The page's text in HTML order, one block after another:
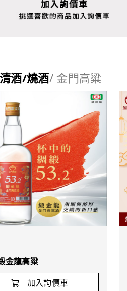
酒/燒酒/ 金門高粱
金龍高粱
加入詢價車